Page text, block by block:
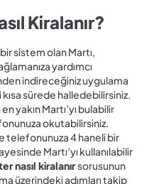
Kiralanır?
sistem olan Martı,
yardımcı
indireceğiniz uygulama
sürede halledebilirsiniz.
yakın Martı’yı bulabilir
okutabilirsiniz.
telefonunuza 4 haneli bir
Martı’yı kullanılabilir
nasıl kiralanırsorusunun
üzerindeki adımları takip